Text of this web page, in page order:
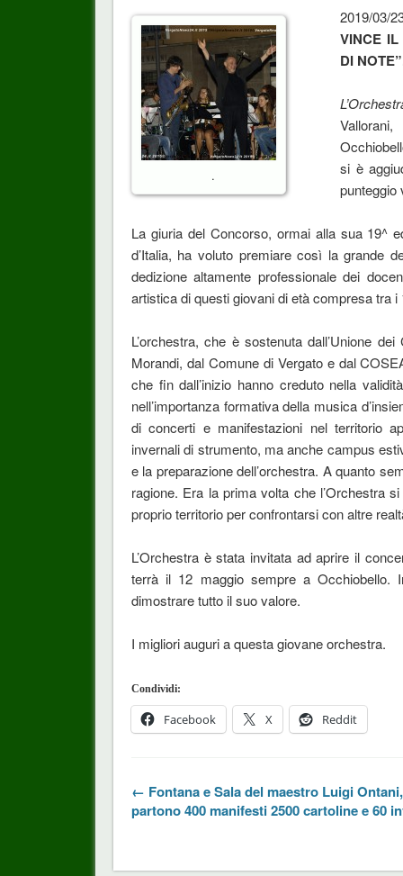
.
2019/03/
VINCE IL
DI
si è
punteggio
La giuria del Concorso, ormai alla sua 19^
d’Italia, ha voluto premiare così la grande
dedizione altamente professionale dei
artistica di questi giovani di età compresa tra i
L’orchestra, che è sostenuta dall’Unione
Morandi, dal Comune di Vergato e dal
che fin dall’inizio hanno creduto nella
nell’importanza formativa della musica
di concerti e manifestazioni nel territorio
invernali di strumento, ma anche campus
e la preparazione dell’orchestra. A quanto
ragione. Era la prima volta che l’Orchestra
proprio territorio per confrontarsi con altre
L’Orchestra è stata invitata ad aprire il
terrà il 12 maggio sempre a Occhiobello.
dimostrare tutto il suo valore.
I migliori auguri a questa giovane orchestra.
Condividi:
Facebook X Reddit
← Fontana e Sala del maestro Luigi Ontani,
partono 400 manifesti 2500 cartoline e 60